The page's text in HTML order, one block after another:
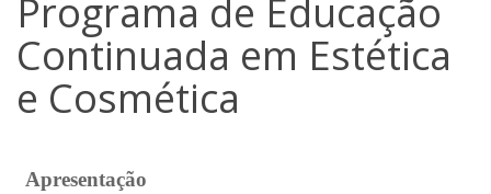
Programa de Educação
Continuada em Estética
e Cosmética